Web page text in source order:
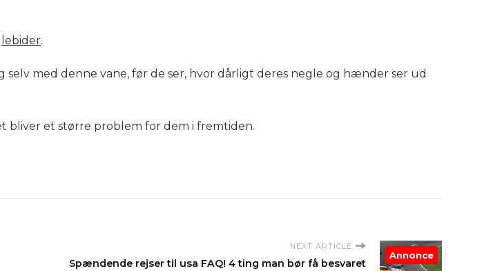
.
selv med denne vane, før de ser, hvor dårligt deres negle og hænder ser ud
bliver et større problem for dem i fremtiden.
NEXT ARTICLE
Spændende rejser til usa FAQ! 4 ting man bør få besvaret
Annonce